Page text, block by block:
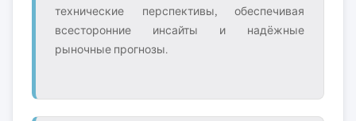
технические перспективы, обеспечивая
всесторонние инсайты и надёжные
рыночные прогнозы.